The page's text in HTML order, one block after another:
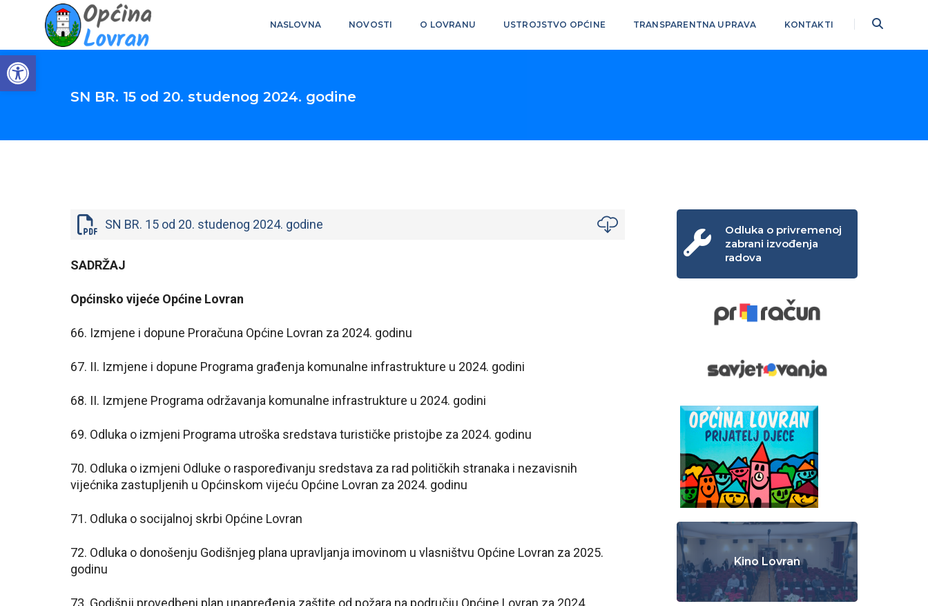
Open toolbar
NASLOVNA NOVOSTI O LOVRANU USTROJSTVO OPĆINE TRANSPARENTNA UPRAVA KONTAKTI
SN BR. 15 od 20. studenog 2024. godine
SN BR. 15 od 20. studenog 2024. godine
SADRŽAJ
Općinsko vijeće Općine Lovran
66. Izmjene i dopune Proračuna Općine Lovran za 2024. godinu
67. II. Izmjene i dopune Programa građenja komunalne infrastrukture u 2024. godini
68. II. Izmjene Programa održavanja komunalne infrastrukture u 2024. godini
69. Odluka o izmjeni Programa utroška sredstava turističke pristojbe za 2024. godinu
70. Odluka o izmjeni Odluke o raspoređivanju sredstava za rad političkih stranaka i nezavisnih
vijećnika zastupljenih u Općinskom vijeću Općine Lovran za 2024. godinu
71. Odluka o socijalnoj skrbi Općine Lovran
72. Odluka o donošenju Godišnjeg plana upravljanja imovinom u vlasništvu Općine Lovran za 2025.
godinu
73. Godišnji provedbeni plan unapređenja zaštite od požara na području Općine Lovran za 2024.
Odluka o privremenoj
zabrani izvođenja
radova
Kino Lovran